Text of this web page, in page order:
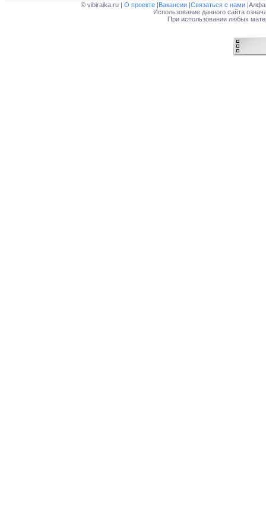
© vibiraika.ru | О проекте |Вакансии |Связаться с нами
Использование данного сайта
При использовании любых